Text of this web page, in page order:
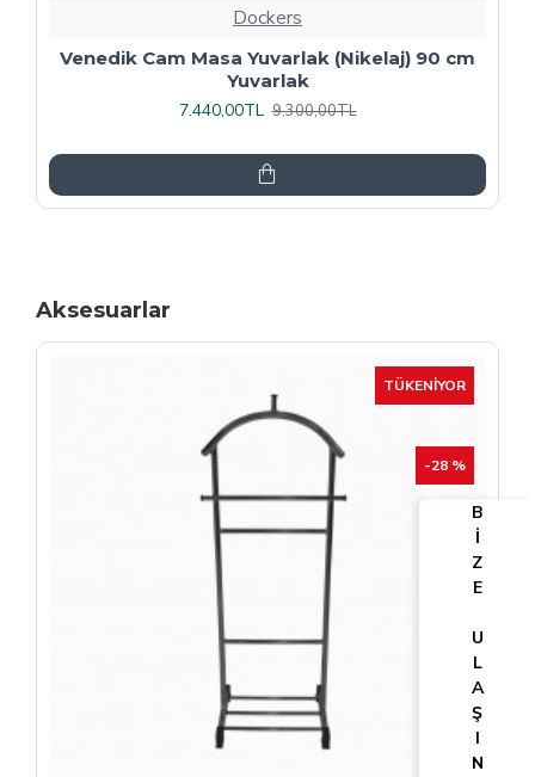
Dockers
Plaza Kare ESB Mutfak Masası (Werzalit,
Allzalit veya Wermodin Tablalı 80X80) -
Afyon Mermer
Aksesuarlar
TÜKENIYOR
-25 %
B
İ
Z
E
U
L
A
Ş
I
N